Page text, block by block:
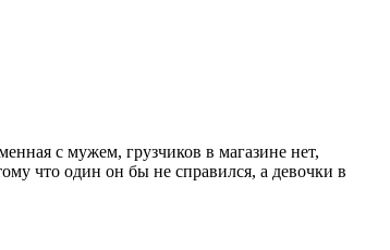
с мужем, грузчиков в магазине нет,
что один он бы не справился, а девочки в